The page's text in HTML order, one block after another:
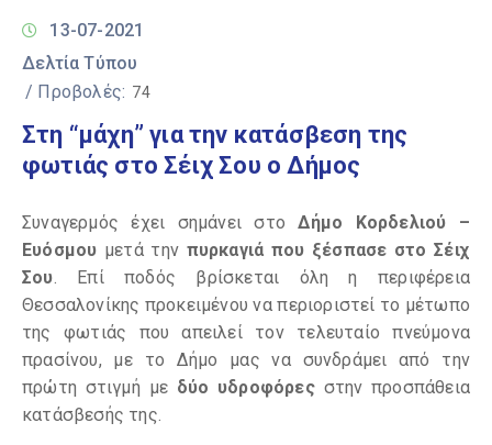
13-07-2021
Δελτία Τύπου
/ Προβολές: 74
Στη “μάχη” για την κατάσβεση της
φωτιάς στο Σέιχ Σου ο Δήμος
Συναγερμός έχει σημάνει στοΔήμο Κορδελιού –
Ευόσμου μετά την πυρκαγιά που ξέσπασε στο Σέιχ
Σου. Επί ποδός βρίσκεται όλη η περιφέρεια
Θεσσαλονίκης προκειμένου να περιοριστεί το μέτωπο
της φωτιάς που απειλεί τον τελευταίο πνεύμονα
πρασίνου, με το Δήμο μας να συνδράμει από την
πρώτη στιγμή με δύο υδροφόρεςστην προσπάθεια
κατάσβεσής της.